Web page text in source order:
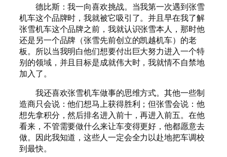
德比斯：我一向喜欢挑战。当我第一次遇到张雪
机车这个品牌时，我就被它吸引了。并且早在我了解
张雪机车这个品牌之前，我就认识张雪本人，那时他
还是另一个品牌（张雪先前创立的凯越机车）的老
板。所以当我明白他们想要付出巨大努力进入一个特
别的领域，并且目标是成就伟大时，我就情不自禁地
加入了。
我还喜欢张雪机车做事的思维方式。其他一些制
造商只会说：他们想马上获得胜利；但张雪会说：他
想先拿积分，然后排名进入前十，再进入前五。在他
看来，不管需要做什么来让车变得更好，他都愿意去
做。因此我知道，这些人一定会全力以赴地把车调校
到最快。